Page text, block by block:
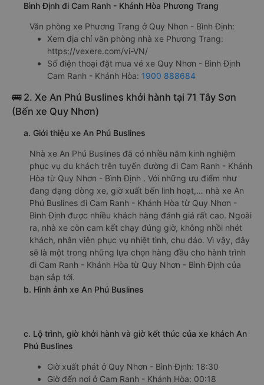
Bình Định đi Cam Ranh - Khánh Hòa Phương Trang
Văn phòng xe Phương Trang ở Quy Nhơn - Bình Định:
Xem địa chỉ văn phòng nhà xe Phương Trang:
https://vexere.com/vi-VN/
Số điện thoại đặt mua vé xe Quy Nhơn - Bình Định
Cam Ranh - Khánh Hòa: 1900 888684
🚌 2. Xe An Phú Buslines khởi hành tại 71 Tây Sơn
(Bến xe Quy Nhơn)
a. Giới thiệu xe An Phú Buslines
Nhà xe An Phú Buslines đã có nhiều năm kinh nghiệm
phục vụ du khách trên tuyến đường đi Cam Ranh - Khánh
Hòa từ Quy Nhơn - Bình Định . Với những ưu điểm như
đang dạng dòng xe, giờ xuất bến linh hoạt,… nhà xe An
Phú Buslines đi Cam Ranh - Khánh Hòa từ Quy Nhơn -
Bình Định được nhiều khách hàng đánh giá rất cao. Ngoài
ra, nhà xe còn cam kết chạy đúng giờ, không nhồi nhét
khách, nhân viên phục vụ nhiệt tình, chu đáo. Vì vậy, đây
sẽ là một trong những lựa chọn hàng đầu cho hành trình
đi Cam Ranh - Khánh Hòa từ Quy Nhơn - Bình Định của
bạn sắp tới.
b. Hình ảnh xe An Phú Buslines
c. Lộ trình, giờ khởi hành và giờ kết thúc của xe khách An
Phú Buslines
Giờ xuất phát ở Quy Nhơn - Bình Định: 18:30
Giờ đến nơi ở Cam Ranh - Khánh Hòa: 00:18